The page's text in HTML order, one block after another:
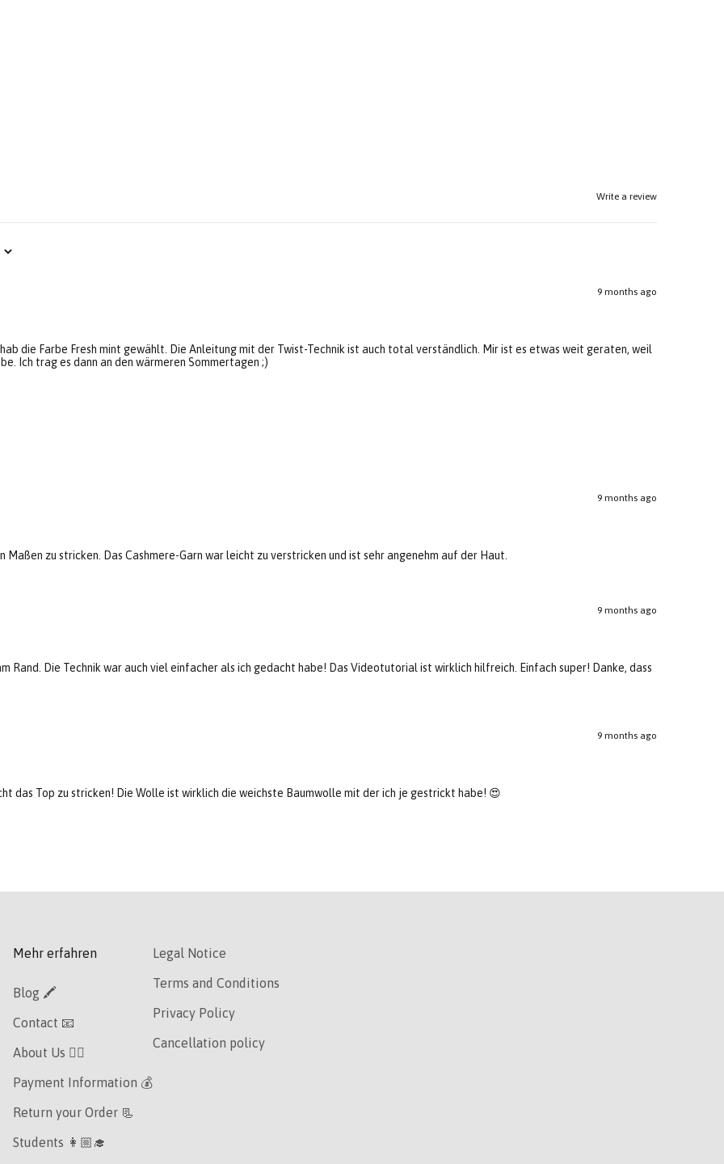
Write a review
9 months ago
die Farbe Fresh mint gewählt. Die Anleitung mit der Twist-Technik ist auch total verständlich. Mir ist es etwas weit geraten, weil
Ich trag es dann an den wärmeren Sommertagen ;)
9 months ago
zu stricken. Das Cashmere-Garn war leicht zu verstricken und ist sehr angenehm auf der Haut.
9 months ago
Rand. Die Technik war auch viel einfacher als ich gedacht habe! Das Videotutorial ist wirklich hilfreich. Einfach super! Danke, dass
9 months ago
das Top zu stricken! Die Wolle ist wirklich die weichste Baumwolle mit der ich je gestrickt habe! 😍
Mehr erfahren
Blog 🖍
Contact 📧
About Us 👯‍♀️
Payment Information 💰
Return your Order 📃
Students 👩🏼‍🎓
Legal Notice
Terms and Conditions
Privacy Policy
Cancellation policy